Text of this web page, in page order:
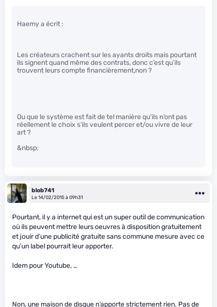
Haemy a écrit :
Les créateurs crachent sur les ayants droits mais pourtant
ils signent quand même des contrats, donc c’est qu’ils
trouvent leurs compte financièrement,non ?
Ou que le système est fait de tel manière qu’ils n’ont pas
réellement le choix s’ils veulent percer et/ou vivre de leur
art ?
&nbsp;
blob741
Le 14/02/2015 à 09h31
Pourtant, il y a internet qui est un super outil de communication
où ils peuvent mettre leurs oeuvres à disposition gratuitement
et jouir d’une publicité gratuite sans commune mesure avec ce
qu’un label pourrait leur apporter.
Idem pour Youtube, …
Non, une maison de disque n’apporte strictement rien. Pas de